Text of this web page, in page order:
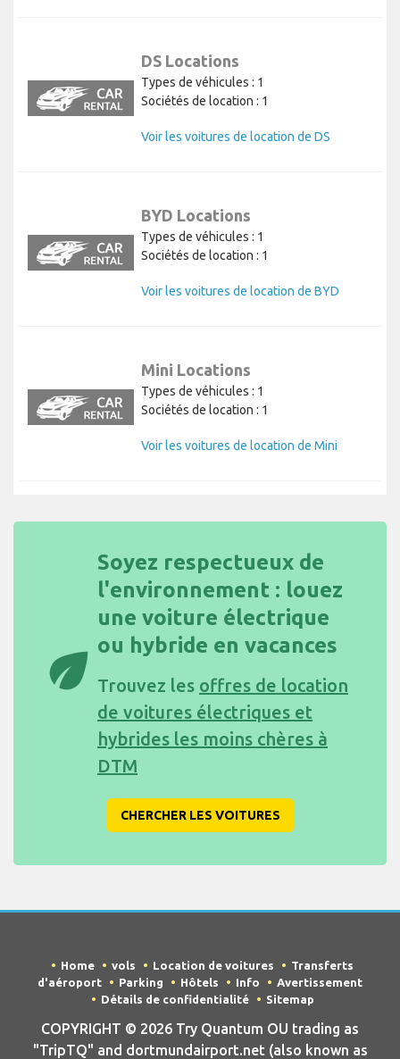
DS Locations
Types de véhicules : 1
Sociétés de location : 1
Voir les voitures de location de DS
BYD Locations
Types de véhicules : 1
Sociétés de location : 1
Voir les voitures de location de BYD
Mini Locations
Types de véhicules : 1
Sociétés de location : 1
Voir les voitures de location de Mini
eco
Soyez respectueux de
l'environnement : louez
une voiture électrique
ou hybride en vacances
Trouvez les offres de location
de voitures électriques et
hybrides les moins chères à
DTM
CHERCHER LES VOITURES
Home vols Location de voitures
Transferts
d'aéroport
Parking Hôtels Info
Avertissement
Détails de confidentialité
Sitemap
COPYRIGHT © 2026 Try Quantum OU trading as
"TripTQ" and dortmundairport.net (also known as